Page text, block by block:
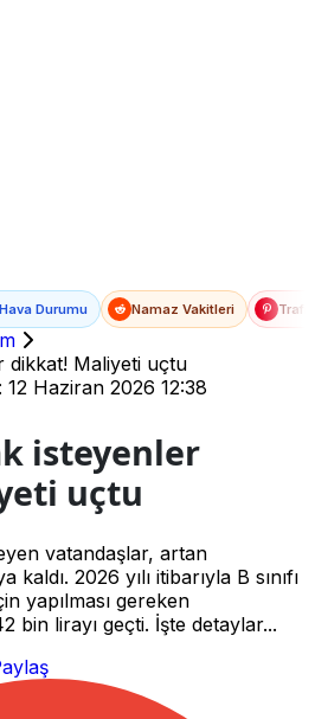
Hava Durumu Namaz Vakitleri
dikkat! Maliyeti uçtu
12 Haziran 2026 12:38
isteyenler
uçtu
vatandaşlar, artan
kaldı. 2026 yılı itibarıyla B sınıfı
yapılması gereken
bin lirayı geçti. İşte detaylar...